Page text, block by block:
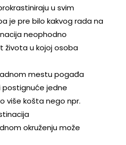
u svim
je pre bilo kakvog rada na
neophodno
života u kojoj osoba
mestu pogađa
postignuće jedne
više košta nego npr.
okruženju može